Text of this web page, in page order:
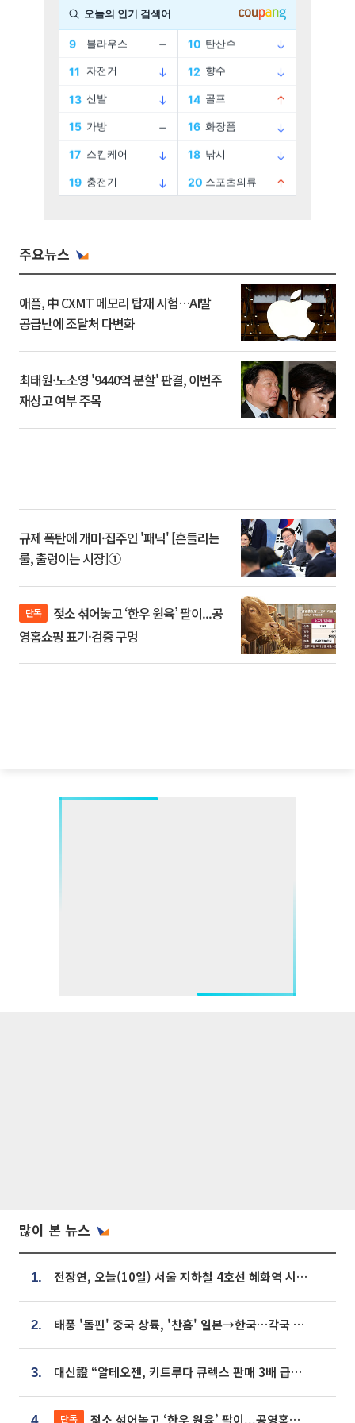
주요뉴스
애플, 中 CXMT 메모리 탑재 시험…AI발
공급난에 조달처 다변화
최태원·노소영 '9440억 분할' 판결, 이번주
재상고 여부 주목
규제 폭탄에 개미·집주인 '패닉' [흔들리는
룰, 출렁이는 시장]①
단독
영홈쇼핑 표기·검증 구멍
많이 본 뉴스
1. 전장연, 오늘(10일) 서울 지하철 4호선 혜화역 시위…1호선 용산역 무정차
2. 태풍 '돌핀' 중국 상륙, '찬홈' 일본→한국…각국 기상청 예상 경로는?
3. 대신證 “알테오젠, 키트루다 큐렉스 판매 3배 급증…목표가 41만원 상향”
단독 젖소 섞어놓고 ‘한우 원육’ 팔이...공영홈쇼핑 표기·검증 구멍